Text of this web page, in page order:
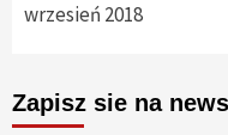
wrzesień 2018
Zapisz sie na